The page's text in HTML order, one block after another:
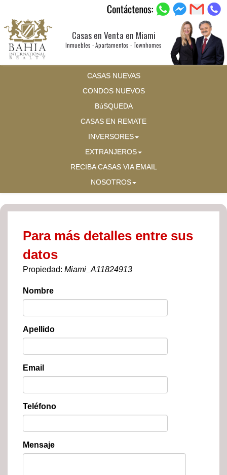
Casas en Venta en Miami
Inmuebles - Apartamentos - Townhomes
CASAS NUEVAS
CONDOS NUEVOS
BúSQUEDA
CASAS EN REMATE
INVERSORES
EXTRANJEROS
RECIBA CASAS VIA EMAIL
NOSOTROS
Para más detalles entre sus
datos
Propiedad: Miami_A11824913
Nombre
Apellido
Email
Teléfono
Mensaje